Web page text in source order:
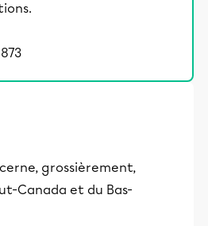
grossièrement,
Canada et du Bas-